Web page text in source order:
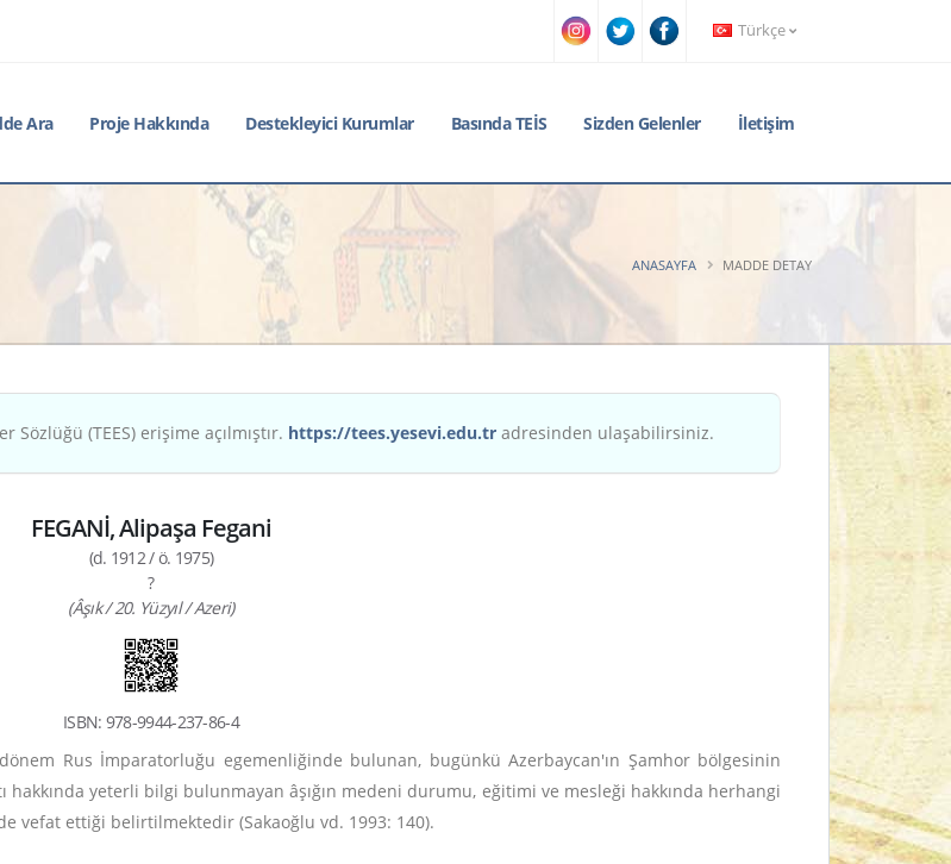
Türkçe
Ara Proje Hakkında Destekleyici Kurumlar Basında TEİS Sizden Gelenler İletişim
ANASAYFA MADDE DETAY
Sözlüğü (TEES) erişime açılmıştır. https://tees.yesevi.edu.tr adresinden ulaşabilirsiniz.
FEGANİ, Alipaşa Fegani
(d. 1912 / ö. 1975)
?
(Âşık / 20. Yüzyıl / Azeri)
ISBN: 978-9944-237-86-4
Rus İmparatorluğu egemenliğinde bulunan, bugünkü Azerbaycan'ın Şamhor bölgesinin
yeterli bilgi bulunmayan âşığın medeni durumu, eğitimi ve mesleği hakkında herhangi
vefat ettiği belirtilmektedir (Sakaoğlu vd. 1993: 140).